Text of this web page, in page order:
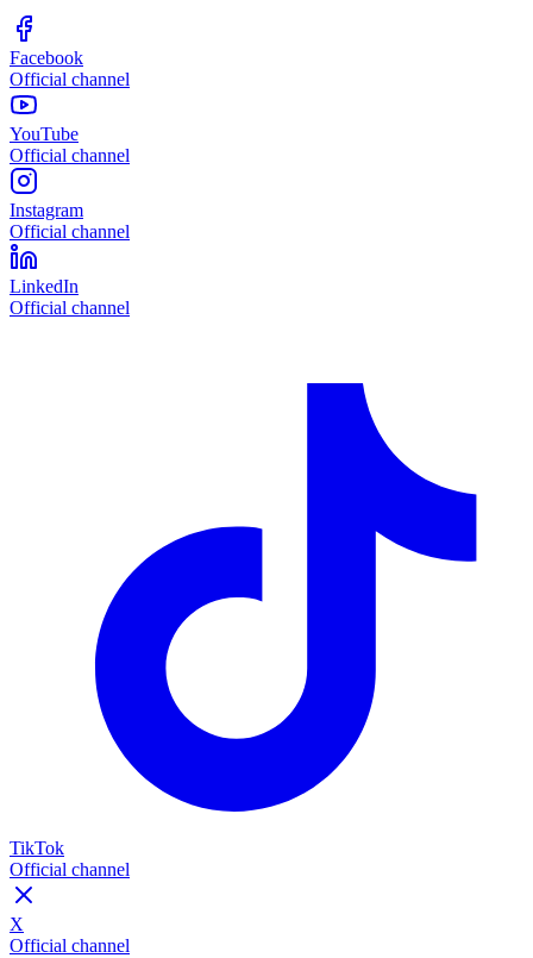
Facebook
Official channel
YouTube
Official channel
Instagram
Official channel
LinkedIn
Official channel
TikTok
Official channel
X
Official channel